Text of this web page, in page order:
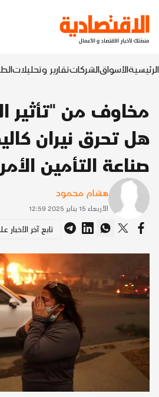
الرئيسيةالأسواقالشركاتتقارير وتحليلات
مخاوف من "تأثير
هل تحرق نيران
صناعة التأمين
هشام محمود
الأربعاء 15 يناير 2025 12:59
تابع آخر